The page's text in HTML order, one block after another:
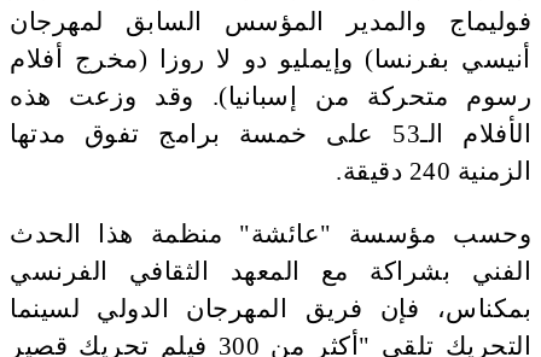
فوليماج والمدير المؤسس السابق لمهرجان
أنيسي بفرنسا) وإيمليو دو لا روزا (مخرج أفلام
رسوم متحركة من إسبانيا). وقد وزعت هذه
الأفلام الـ53 على خمسة برامج تفوق مدتها
الزمنية 240 دقيقة.
وحسب مؤسسة "عائشة" منظمة هذا الحدث
الفني بشراكة مع المعهد الثقافي الفرنسي
بمكناس، فإن فريق المهرجان الدولي لسينما
التحريك تلقى "أكثر من 300 فيلم تحريك قصير